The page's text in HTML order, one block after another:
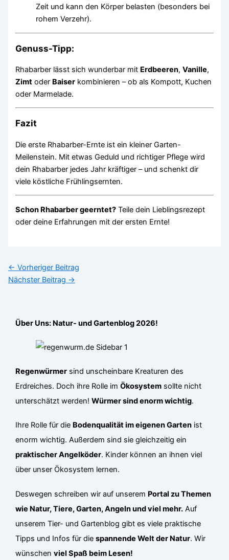
Zeit und kann den Körper belasten (besonders bei
rohem Verzehr).
Genuss-Tipp:
Rhabarber lässt sich wunderbar mit Erdbeeren,Vanille,
Zimt oder Baiser kombinieren – ob als Kompott, Kuchen
oder Marmelade.
Fazit
Die erste Rhabarber-Ernte ist ein kleiner Garten-
Meilenstein. Mit etwas Geduld und richtiger Pflege wird
dein Rhabarber jedes Jahr kräftiger – und schenkt dir
viele köstliche Frühlingsernten.
Schon Rhabarber geerntet? Teile dein Lieblingsrezept
oder deine Erfahrungen mit der ersten Ernte!
← Vorheriger Beitrag
Nächster Beitrag →
Über Uns: Natur- und Gartenblog 2026!
Regenwürmer sind unscheinbare Kreaturen des
Erdreiches. Doch ihre Rolle imÖkosystem sollte nicht
unterschätzt werden!Würmer sind enorm wichtig.
Ihre Rolle für die Bodenqualität im eigenen Garten ist
enorm wichtig. Außerdem sind sie gleichzeitig ein
praktischer Angelköder. Kinder können an ihnen viel
über unser Ökosystem lernen.
Deswegen schreiben wir auf unserem Portal zu Themen
wie Natur, Tiere, Garten, Angeln und viel mehr. Auf
unserem Tier- und Gartenblog gibt es viele praktische
Tipps und Infos für diespannende Welt der Natur. Wir
wünschenviel Spaß beim Lesen!